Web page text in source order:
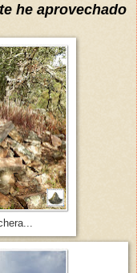
he aprovechado